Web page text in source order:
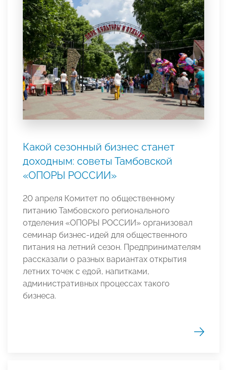
Какой сезонный бизнес станет
доходным: советы Тамбовской
«ОПОРЫ РОССИИ»
20 апреля Комитет по общественному
питанию Тамбовского регионального
отделения «ОПОРЫ РОССИИ» организовал
семинар бизнес-идей для общественного
питания на летний сезон. Предпринимателям
рассказали о разных вариантах открытия
летних точек с едой, напитками,
административных процессах такого
бизнеса.